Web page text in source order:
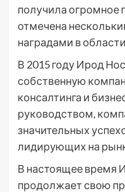
получила огромное
отмечена
наградами в
В 2015 году Ирод
собственную
консалтинга и
руководством,
значительных
лидирующих на
В настоящее время
продолжает свою